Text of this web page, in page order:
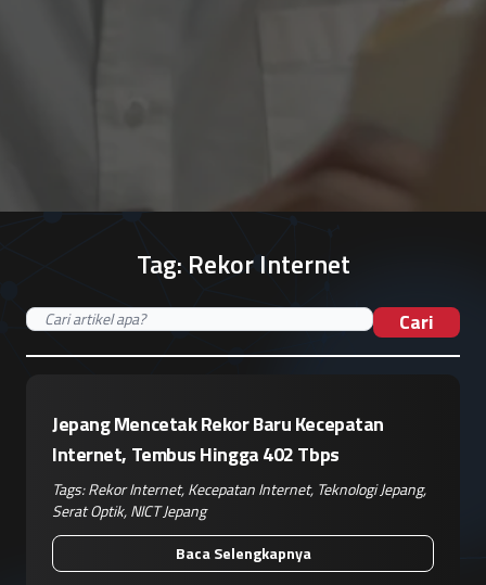
Tag: Rekor Internet
Cari
Jepang Mencetak Rekor Baru Kecepatan
Internet, Tembus Hingga 402 Tbps
Tags:Rekor Internet,Kecepatan Internet, Teknologi Jepang,
Serat Optik,NICT Jepang
Baca Selengkapnya